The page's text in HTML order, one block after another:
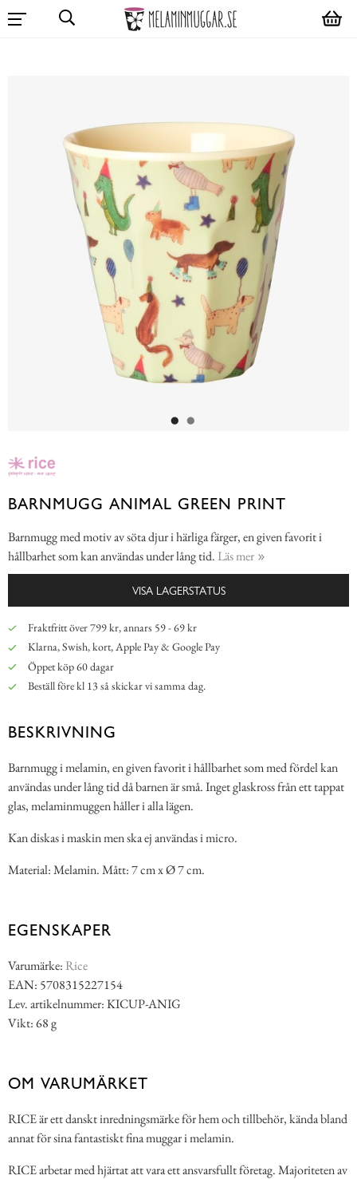
BARNMUGG ANIMAL GREEN PRINT
Barnmugg med motiv av söta djur i härliga färger, en given favorit i
hållbarhet som kan användas under lång tid. Läs mer
VISA LAGERSTATUS
Fraktfritt över 799 kr, annars 59 - 69 kr
Klarna, Swish, kort, Apple Pay & Google Pay
Öppet köp 60 dagar
Beställ före kl 13 så skickar vi samma dag.
BESKRIVNING
Barnmugg i melamin, en given favorit i hållbarhet som med fördel kan
användas under lång tid då barnen är små. Inget glaskross från ett tappat
glas, melaminmuggen håller i alla lägen.
Kan diskas i maskin men ska ej användas i micro.
Material: Melamin. Mått: 7 cm x Ø 7 cm.
EGENSKAPER
Varumärke: Rice
EAN: 5708315227154
Lev. artikelnummer: KICUP-ANIG
Vikt: 68 g
OM VARUMÄRKET
RICE är ett danskt inredningsmärke för hem och tillbehör, kända bland
annat för sina fantastiskt fina muggar i melamin.
RICE arbetar med hjärtat att vara ett ansvarsfullt företag. Majoriteten av